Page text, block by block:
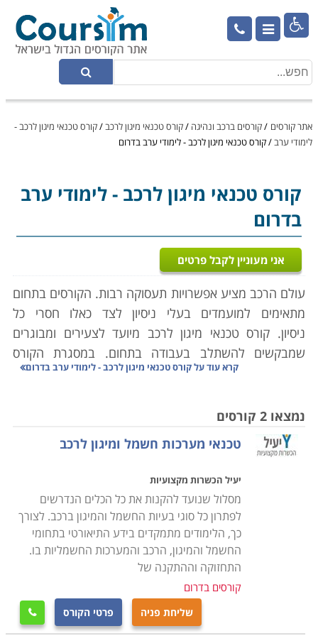

אתר קורסים /קורסים ברכב ונהיגה /קורס טכנאי מיגון לרכב/קורס טכנאי מיגון לרכב -
לימודי ערב/קורס טכנאי מיגון לרכב - לימודי ערב בדרום
קורס טכנאי מיגון לרכב - לימודי ערב
בדרום
אני מעוניין לקבל פרטים
עולם הרכב מציע אפשרויות תעסוקה רבות. הקורסים בתחום
מתאימים למועמדים בעלי ניסיון לצד כאלו חסרי כל
ניסיון. קורס טכנאי מיגון לרכב מיועד לצעירים ומבוגרים
שמבקשים להשתלב בעבודה בתחום. במסגרת הקורס
מקבלים המשתתפים הכשרה מלאה שמאפשרת להם
תכנית הלימוד בקורס
שימושית. בוגרי הקורס יוכלו להשתלב
ומרכזי טיפול מיד בתום הקורס. התכנים הנלמדים בקורס
הם: הכרת מערכות הזרקת דלק או בנזין, עבודה עם
מערכות מחשוב, התקנת דיבורית, התקנת כל סוגי מערכות
המיגון (אזעקות, קודניות), התקנת מערכות שמע או הגברה.
יתרונות קורס טכנאים
לימודי תואר אקדמי דורשים 3 שנות לימוד לפחות. כאשר
קרא עוד עלקורס טכנאי מיגון לרכב - לימודי ערב בדרום
נמצאו 2 קורסים
טכנאי מערכות חשמל ומיגון לרכב
יעיל הכשרות מקצועיות
מסלול שנועד להקנות את כל הכלים הנדרשים
לפתרון כל סוגי בעיות החשמל והמיגון ברכב. לצורך
כך, הלימודים מתמקדים בידע התיאורטי בתחומי
החשמל והמיגון, הרכב והמערכות החשמליות בו.
התחזוקה וההתקנה של
קורסים בדרום
שליחת פניה פרטי הקורס 